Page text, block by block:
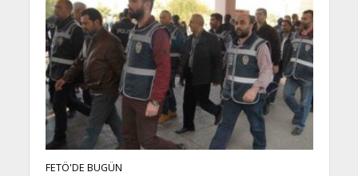
FETÖ'DE BUGÜN